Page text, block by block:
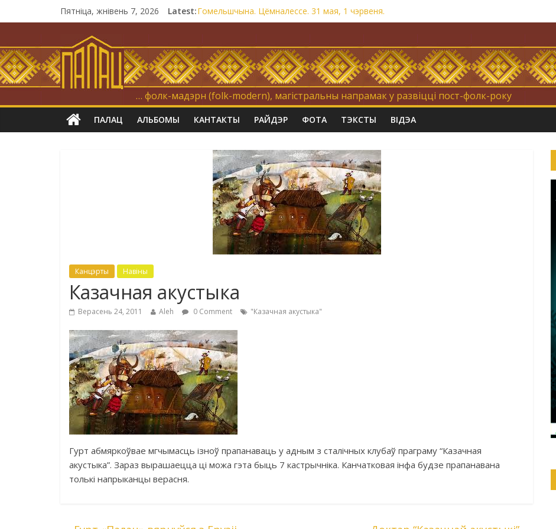
Пятніца, жнівень 7, 2026 Latest:Гомельшчына. Цёмналессе. 31 мая, 1 чэрвеня.
Нічога не дарэмна. Невыносна балюча нараджаецца беларуская палітычная нацыя.
21 снежня
Новы самотнік «Коцік-бомж»
… фолк-мадэрн (folk-modern), магістральны напрамак у развіцці пост-фолк-року
ПАЛАЦ АЛЬБОМЫ КАНТАКТЫ РАЙДЭР ФОТА ТЭКСТЫ ВІДЭА
Канцэрты Навіны
Казачная акустыка
Верасень 24, 2011 Aleh 0 Comment "Казачная акустыка"
Гурт абмяркоўвае мгчымасць ізноў прапанаваць у адным з сталічных клубаў праграму “Казачная
акустыка”. Зараз вырашаецца ці можа гэта быць 7 кастрычніка. Канчатковая інфа будзе прапанавана
толькі напрыканцы верасня.